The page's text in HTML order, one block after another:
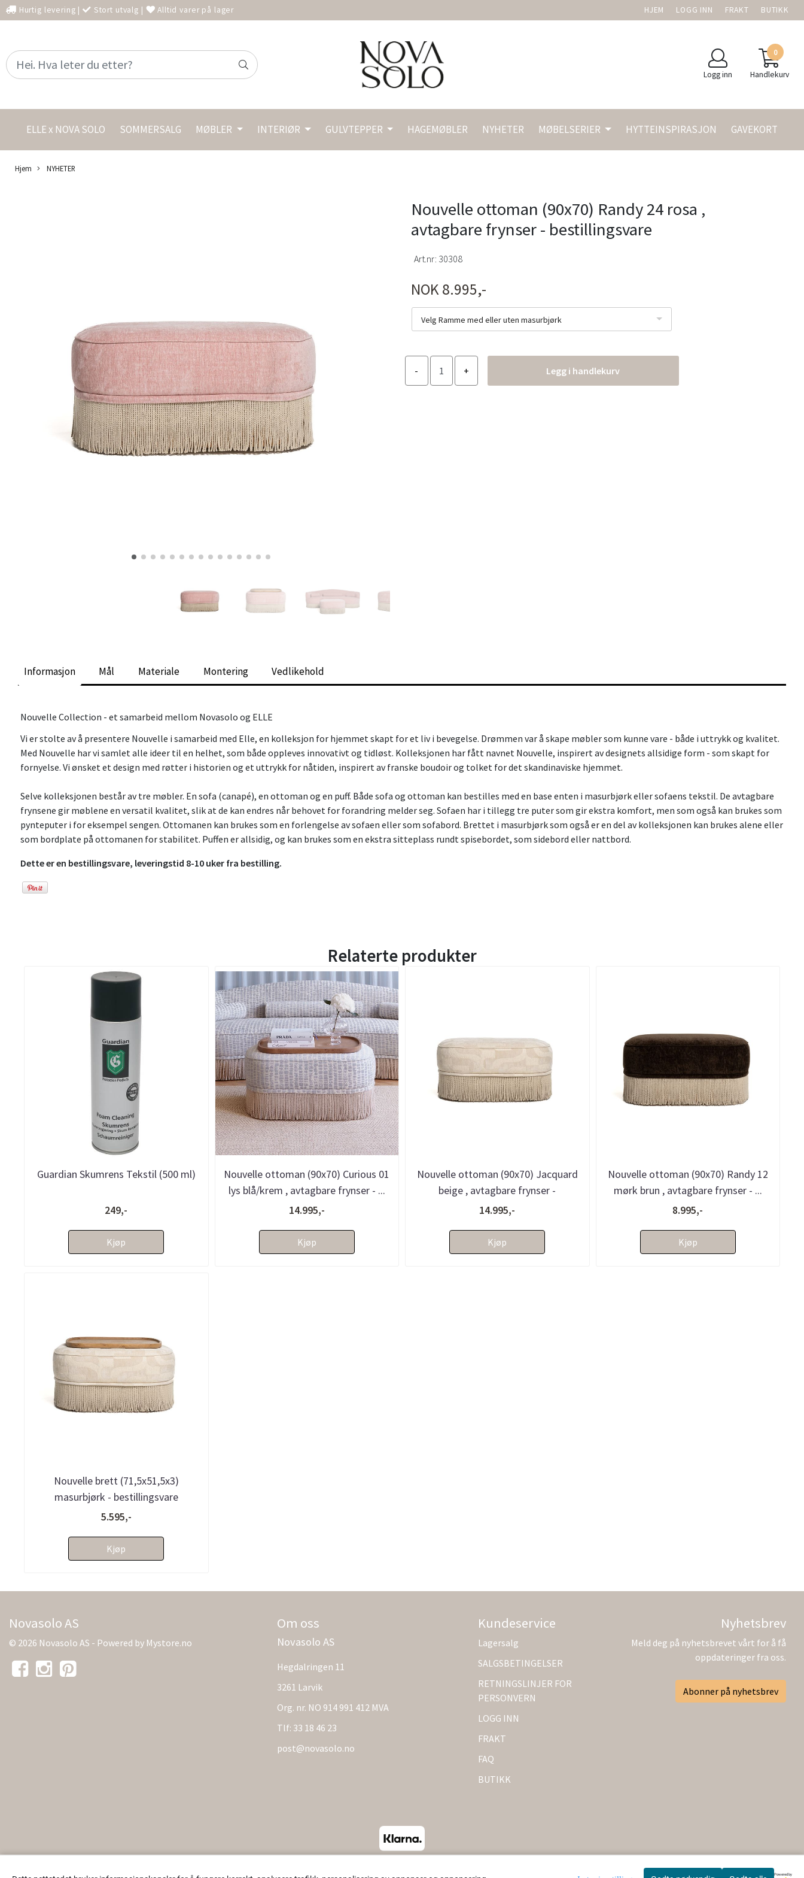
Hurtig levering | Stort utvalg | Alltid varer på lager HJEM LOGG INN FRAKT BUTIKK
Logg inn
0
Handlekurv
ELLE x NOVA SOLO SOMMERSALG MØBLER INTERIØR GULVTEPPER HAGEMØBLER NYHETER MØBELSERIER HYTTEINSPIRASJON GAVEKORT
Hjem NYHETER
Nouvelle ottoman (90x70) Randy 24 rosa ,
avtagbare frynser - bestillingsvare
Art.nr: 30308
NOK 8.995,-
Velg Ramme med eller uten masurbjørk
Legg i handlekurv
Informasjon Mål Materiale Montering Vedlikehold
Nouvelle Collection - et samarbeid mellom Novasolo og ELLE
Vi er stolte av å presentere Nouvelle i samarbeid med Elle, en kolleksjon for hjemmet skapt for et liv i bevegelse. Drømmen var å skape møbler som kunne vare - både i uttrykk og kvalitet.
Med Nouvelle har vi samlet alle ideer til en helhet, som både oppleves innovativt og tidløst. Kolleksjonen har fått navnet Nouvelle, inspirert av designets allsidige form - som skapt for
fornyelse. Vi ønsket et design med røtter i historien og et uttrykk for nåtiden, inspirert av franske boudoir og tolket for det skandinaviske hjemmet.
Selve kolleksjonen består av tre møbler. En sofa (canapé), en ottoman og en puff. Både sofa og ottoman kan bestilles med en base enten i masurbjørk eller sofaens tekstil. De avtagbare
frynsene gir møblene en versatil kvalitet, slik at de kan endres når behovet for forandring melder seg. Sofaen har i tillegg tre puter som gir ekstra komfort, men som også kan brukes som
pynteputer i for eksempel sengen. Ottomanen kan brukes som en forlengelse av sofaen eller som sofabord. Brettet i masurbjørk som også er en del av kolleksjonen kan brukes alene eller
som bordplate på ottomanen for stabilitet. Puffen er allsidig, og kan brukes som en ekstra sitteplass rundt spisebordet, som sidebord eller nattbord.
Dette er en bestillingsvare, leveringstid 8-10 uker fra bestilling.
Relaterte produkter
Guardian Skumrens Tekstil (500 ml)
249,-
Kjøp
Nouvelle ottoman (90x70) Curious 01
lys blå/krem , avtagbare frynser - ...
14.995,-
Kjøp
Nouvelle ottoman (90x70) Jacquard
beige , avtagbare frynser -
bestillingsvare
14.995,-
Kjøp
Nouvelle ottoman (90x70) Randy 12
mørk brun , avtagbare frynser - ...
8.995,-
Kjøp
Nouvelle brett (71,5x51,5x3)
masurbjørk - bestillingsvare
5.595,-
Kjøp
Powered by
Novasolo AS
© 2026 Novasolo AS - Powered by Mystore.no
Om oss
Novasolo AS
Hegdalringen 11
3261 Larvik
Org. nr. NO 914 991 412 MVA
Tlf: 33 18 46 23
post@novasolo.no
Kundeservice
Lagersalg
SALGSBETINGELSER
RETNINGSLINJER FOR
PERSONVERN
LOGG INN
FRAKT
FAQ
BUTIKK
Nyhetsbrev
Meld deg på nyhetsbrevet vårt for å få
oppdateringer fra oss.
Abonner på nyhetsbrev